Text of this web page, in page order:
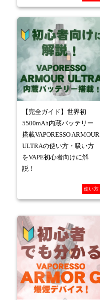
【完全ガイド】世界初
5500mAh内蔵バッテリー
搭載VAPORESSO ARMOUR
ULTRAの使い方・吸い方
をVAPE初心者向けに解
説！
使い方